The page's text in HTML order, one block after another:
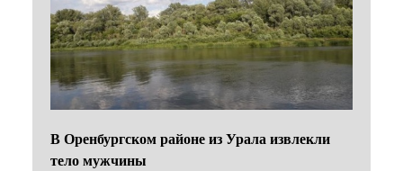
В Оренбургском районе из Урала извлекли
тело мужчины